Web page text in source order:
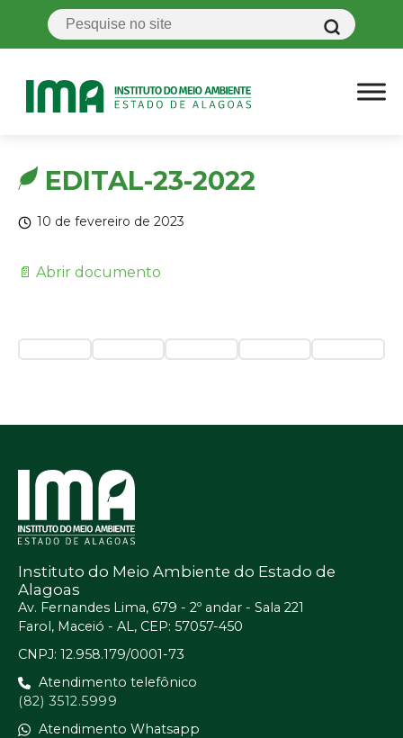
EDITAL-23-2022
10 de fevereiro de 2023
📄 Abrir documento
Instituto do Meio Ambiente do Estado de
Alagoas
Av. Fernandes Lima, 679 - 2º andar - Sala 221
Farol, Maceió - AL, CEP: 57057-450
CNPJ: 12.958.179/0001-73
Atendimento telefônico
(82) 3512.5999
Atendimento Whatsapp